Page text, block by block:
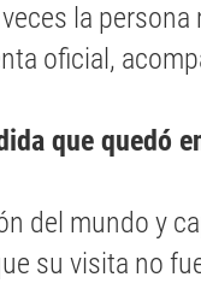
la
oficial,
que quedó
del mundo y
su visita no